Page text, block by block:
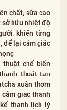
chất, sữa cao
sở hữu nhiệt độ
khiến từng
để lại cảm giác
thuật chế biến
thoát tan
xuân thơm
giác thanh
thanh lịch lý